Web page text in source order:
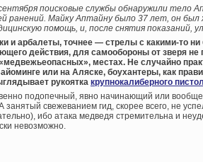
поисковые службы обнаружили тело
ранений. Майку Аптайну было 37 лет, он
помощь, и, после снятия показаний,
и арбалеты, точнее — стрелы с какими-то
действия, для самообороны от зверя не
местах. Не случайно
или на Аляске, боухантеры, как
рукоятка крупнокалиберного
подопечный, явно начинающий или
занятый свежеванием гид, скорее всего, не
ибо атака медведя стремительна и
невозможно.